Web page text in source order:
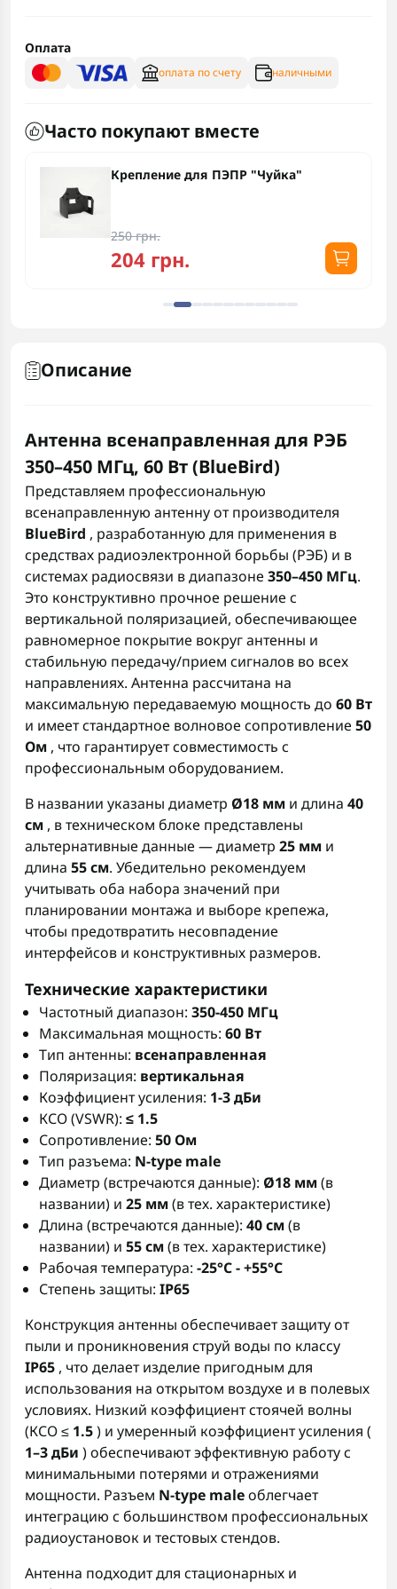
Оплата
оплата по счету наличными
Часто покупают вместе
Крепление для ПЭПР "Чуйка"
250 грн.
204 грн.
Описание
Антенна всенаправленная для РЭБ
350–450 МГц, 60 Вт (BlueBird)
Представляем профессиональную
всенаправленную антенну от производителя
BlueBird , разработанную для применения в
средствах радиоэлектронной борьбы (РЭБ) и в
системах радиосвязи в диапазоне 350–450 МГц.
Это конструктивно прочное решение с
вертикальной поляризацией, обеспечивающее
равномерное покрытие вокруг антенны и
стабильную передачу/прием сигналов во всех
направлениях. Антенна рассчитана на
максимальную передаваемую мощность до 60 Вт
и имеет стандартное волновое сопротивление 50
Ом , что гарантирует совместимость с
профессиональным оборудованием.
В названии указаны диаметр Ø18 мм и длина 40
см , в техническом блоке представлены
альтернативные данные — диаметр 25 мм и
длина 55 см. Убедительно рекомендуем
учитывать оба набора значений при
планировании монтажа и выборе крепежа,
чтобы предотвратить несовпадение
интерфейсов и конструктивных размеров.
Технические характеристики
Частотный диапазон: 350-450 МГц
Максимальная мощность: 60 Вт
Тип антенны: всенаправленная
Поляризация: вертикальная
Коэффициент усиления: 1-3 дБи
КСО (VSWR): ≤ 1.5
Сопротивление: 50 Ом
Тип разъема: N-type male
Диаметр (встречаются данные): Ø18 мм(в
названии) и 25 мм(в тех. характеристике)
Длина (встречаются данные): 40 см(в
названии) и 55 см(в тех. характеристике)
Рабочая температура: -25°C - +55°C
Степень защиты: IP65
Конструкция антенны обеспечивает защиту от
пыли и проникновения струй воды по классу
IP65 , что делает изделие пригодным для
использования на открытом воздухе и в полевых
условиях. Низкий коэффициент стоячей волны
(КСО ≤ 1.5) и умеренный коэффициент усиления (
1–3 дБи ) обеспечивают эффективную работу с
минимальными потерями и отражениями
мощности. Разъем N-type maleоблегчает
интеграцию с большинством профессиональных
радиоустановок и тестовых стендов.
Антенна подходит для стационарных и